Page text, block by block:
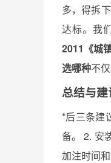
多，得拆
达标。我
2011《城
选哪种不
总结与建
*后三条建
备。 2. 安
加注时间